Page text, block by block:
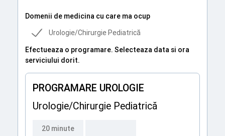
Domenii de medicina cu care ma ocup
Urologie/Chirurgie Pediatrică
Efectueaza o programare. Selecteaza data si ora
serviciului dorit.
PROGRAMARE UROLOGIE
Urologie/Chirurgie Pediatrică
20 minute